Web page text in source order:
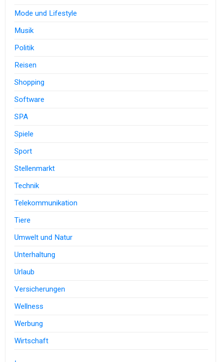
Mode und Lifestyle
Musik
Politik
Reisen
Shopping
Software
SPA
Spiele
Sport
Stellenmarkt
Technik
Telekommunikation
Tiere
Umwelt und Natur
Unterhaltung
Urlaub
Versicherungen
Wellness
Werbung
Wirtschaft